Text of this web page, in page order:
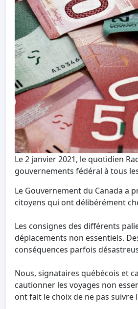
Le 2 janvier 2021, le quotidien
gouvernements fédéral à tous
Le Gouvernement du Canada a
citoyens qui ont délibérément
Les consignes des différents
déplacements non essentiels.
conséquences parfois
Nous, signataires québécois et
cautionner les voyages non
ont fait le choix de ne pas suivre